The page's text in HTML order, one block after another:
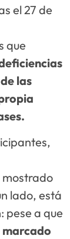
el 27 de
que
las
mostrado
lado, está
pese a que
marcado